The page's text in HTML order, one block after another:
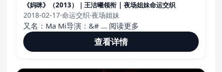
《妈咪》（2013）｜王洁曦领衔 | 夜场姐妹命运交织
2018-02-17·命运交织·夜场姐妹
又名：Ma Mi导演：&# ... 阅读更多
查看详情